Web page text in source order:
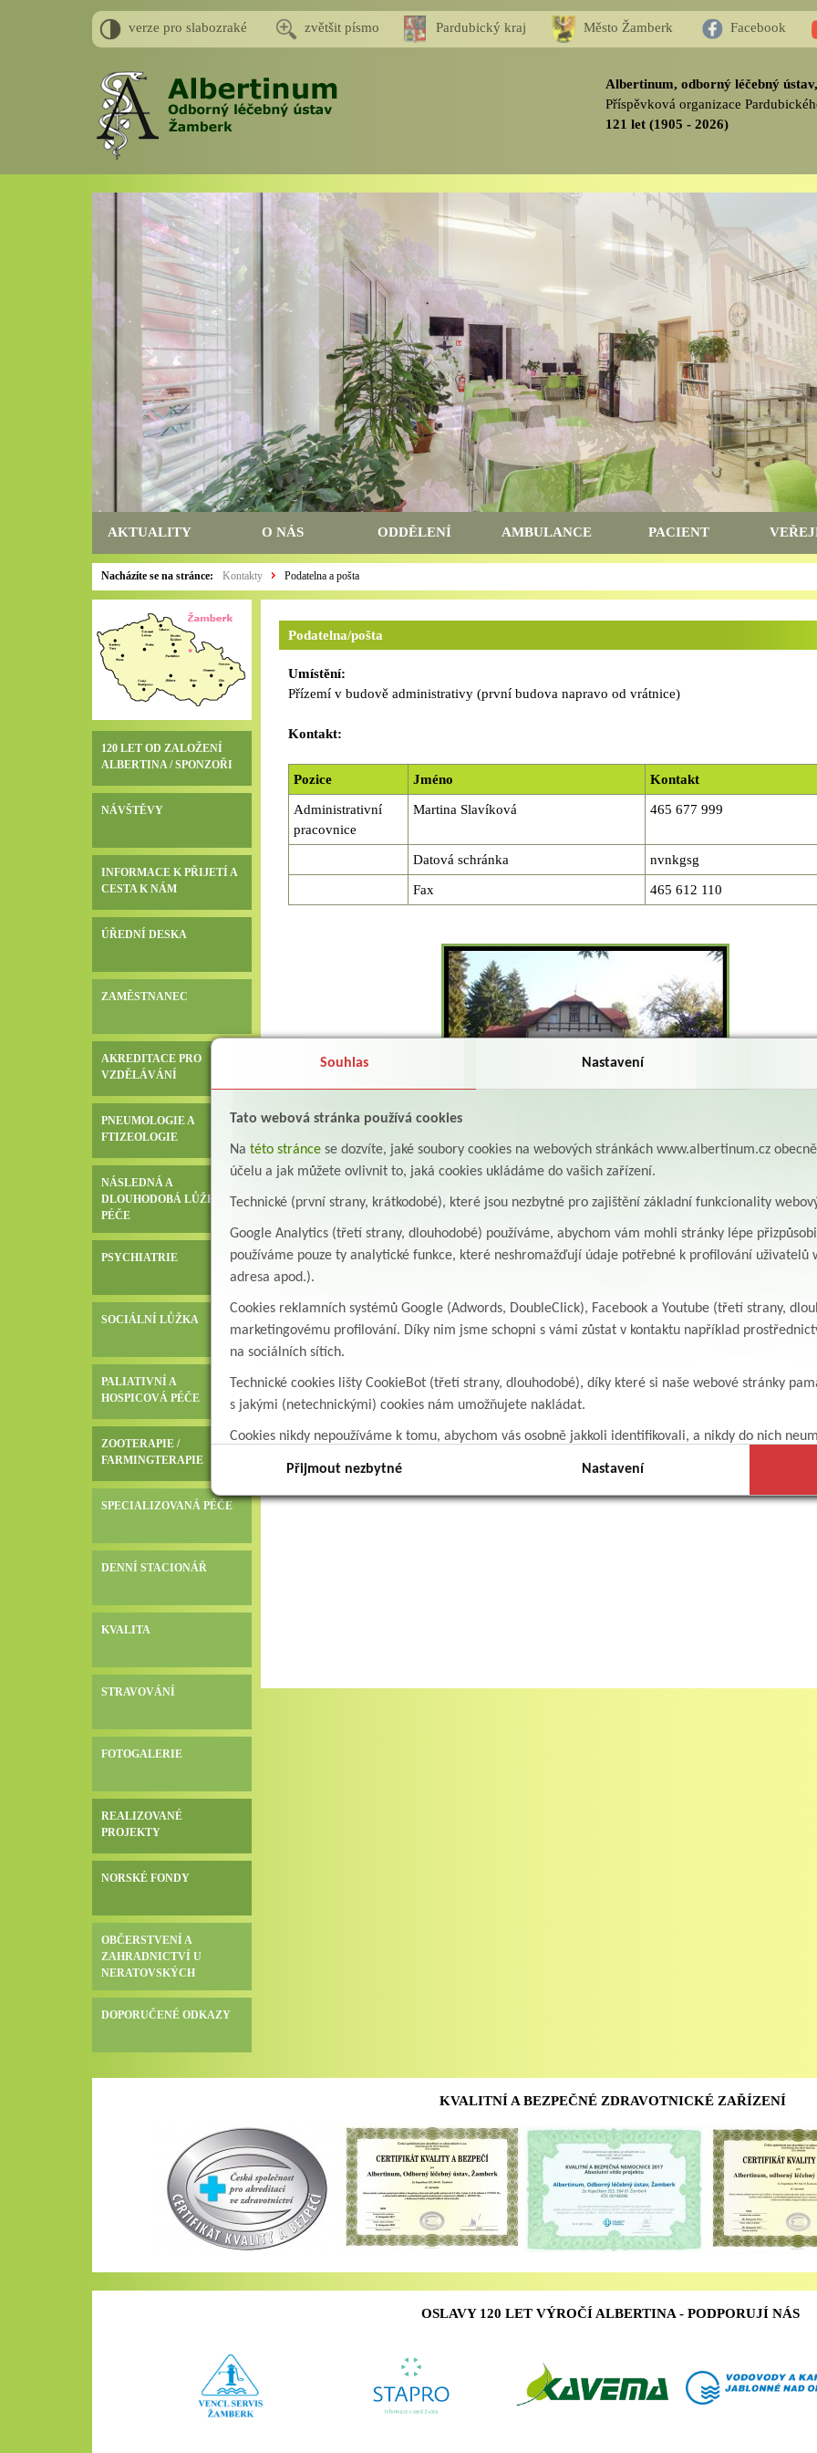
verze pro slabozraké zvětšit písmo Pardubický kraj Město Žamberk Facebook
Albertinum, odborný léčebný
Příspěvková organizace
121 let (1905 - 2026)
AKTUALITY O NÁS ODDĚLENÍ AMBULANCE PACIENT
Nacházíte se na stránce: Kontakty Podatelna a pošta
120 LET OD ZALOŽENÍ
ALBERTINA / SPONZOŘI
NÁVŠTĚVY
INFORMACE K PŘIJETÍ A
CESTA K NÁM
ÚŘEDNÍ DESKA
ZAMĚSTNANEC
AKREDITACE PRO
VZDĚLÁVÁNÍ
PNEUMOLOGIE A
FTIZEOLOGIE
NÁSLEDNÁ A
DLOUHODOBÁ LŮŽKOVÁ
PÉČE
PSYCHIATRIE
SOCIÁLNÍ LŮŽKA
PALIATIVNÍ A
HOSPICOVÁ PÉČE
ZOOTERAPIE /
FARMINGTERAPIE
SPECIALIZOVANÁ PÉČE
DENNÍ STACIONÁŘ
KVALITA
STRAVOVÁNÍ
FOTOGALERIE
REALIZOVANÉ
PROJEKTY
NORSKÉ FONDY
OBČERSTVENÍ A
ZAHRADNICTVÍ U
NERATOVSKÝCH
DOPORUČENÉ ODKAZY
Podatelna/pošta
Umístění:
Přízemí v budově administrativy (první budova napravo od vrátnice)
Kontakt:
Pozice Jméno Kontakt
Administrativní
pracovnice
Martina Slavíková 465 677 999
Datová schránka nvnkgsg
Fax 465 612 110
KVALITNÍ A BEZPEČNÉ ZDRAVOTNICKÉ ZAŘÍZENÍ
OSLAVY 120 LET VÝROČÍ ALBERTINA - PODPORUJÍ NÁS
Souhlas Nastavení
Tato webová stránka používá cookies
Na této stránce se dozvíte, jaké soubory cookies na webových stránkách www.albertinum.cz
účelu a jak můžete ovlivnit to, jaká cookies ukládáme do vašich zařízení.
Technické (první strany, krátkodobé), které jsou nezbytné pro zajištění základní funkcionality
Google Analytics (třetí strany, dlouhodobé) používáme, abychom vám mohli stránky lépe
používáme pouze ty analytické funkce, které neshromažďují údaje potřebné k profilování uživatelů
adresa apod.).
Cookies reklamních systémů Google (Adwords, DoubleClick), Facebook a Youtube (třetí strany,
marketingovému profilování. Díky nim jsme schopni s vámi zůstat v kontaktu například
na sociálních sítích.
Technické cookies lišty CookieBot (třetí strany, dlouhodobé), díky které si naše webové stránky
s jakými (netechnickými) cookies nám umožňujete nakládat.
Cookies nikdy nepoužíváme k tomu, abychom vás osobně jakkoli identifikovali, a nikdy do nich
Přijmout nezbytné Nastavení